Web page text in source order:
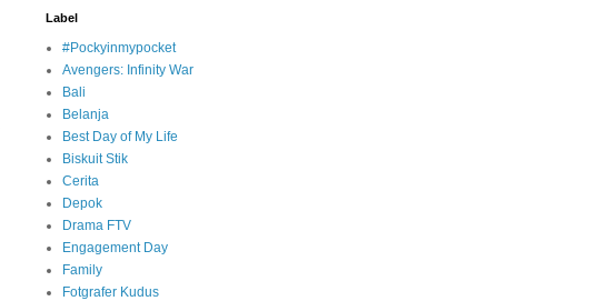
Label
#Pockyinmypocket
Avengers: Infinity War
Bali
Belanja
Best Day of My Life
Biskuit Stik
Cerita
Depok
Drama FTV
Engagement Day
Family
Fotgrafer Kudus